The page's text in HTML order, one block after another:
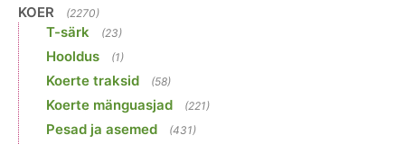
KOER (2270)
T-särk (23)
Hooldus (1)
Koerte traksid (58)
Koerte mänguasjad (221)
Pesad ja asemed (431)